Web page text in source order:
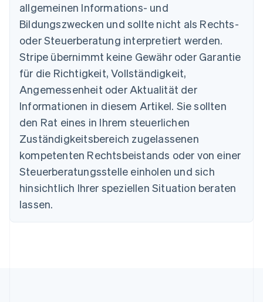
allgemeinen Informations- und
Bildungszwecken und sollte nicht als Rechts-
oder Steuerberatung interpretiert werden.
Stripe übernimmt keine Gewähr oder Garantie
für die Richtigkeit, Vollständigkeit,
Angemessenheit oder Aktualität der
Informationen in diesem Artikel. Sie sollten
den Rat eines in Ihrem steuerlichen
Zuständigkeitsbereich zugelassenen
kompetenten Rechtsbeistands oder von einer
Steuerberatungsstelle einholen und sich
hinsichtlich Ihrer speziellen Situation beraten
lassen.
Australien
English
Nederlands FrançaisDeutschEnglish
Brasilien
English
Bulgarien
English
Dänemark
Deutschland
DeutschEnglish
Estland
English
Festlandchina
简体中文
EnglishSvenska